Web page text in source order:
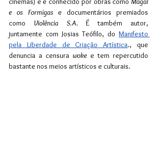
e os Formigas e documentários premiados
como Violência S.A. É também autor,
juntamente com Josias Teófilo, do Manifesto
pela Liberdade de Criação Artística., que
denuncia a censura woke e tem repercutido
bastante nos meios artísticos e culturais.